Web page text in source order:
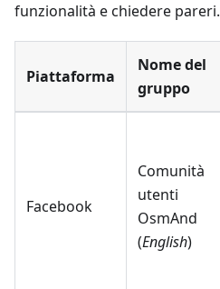
funzionalità e chiedere pareri.
Piattaforma
Nome del
gruppo
Facebook
Comunità
utenti
OsmAnd
(English)